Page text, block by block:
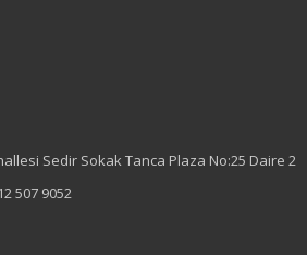
Sedir Sokak Tanca Plaza No:25 Daire 2
507 9052